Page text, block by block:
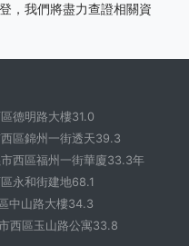
，我們將盡力查證相關資
德明路大樓31.0
區錦州一街透天39.3
西區福州一街華廈33.3年
永和街建地68.1
中山路大樓34.3
西區玉山路公寓33.8